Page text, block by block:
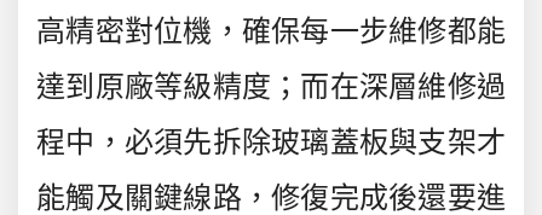
高精密對位機，確保每一步維修都能
達到原廠等級精度；而在深層維修過
程中，必須先拆除玻璃蓋板與支架才
能觸及關鍵線路，修復完成後還要進